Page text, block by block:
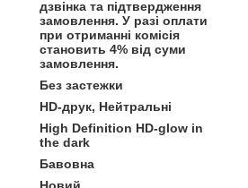
дзвінка та підтвердження
замовлення. У разі оплати
при отриманні комісія
становить 4% від суми
замовлення.
Без застежки
HD-друк, Нейтральні
High Definition HD-glow in
the dark
Бавовна
Новий